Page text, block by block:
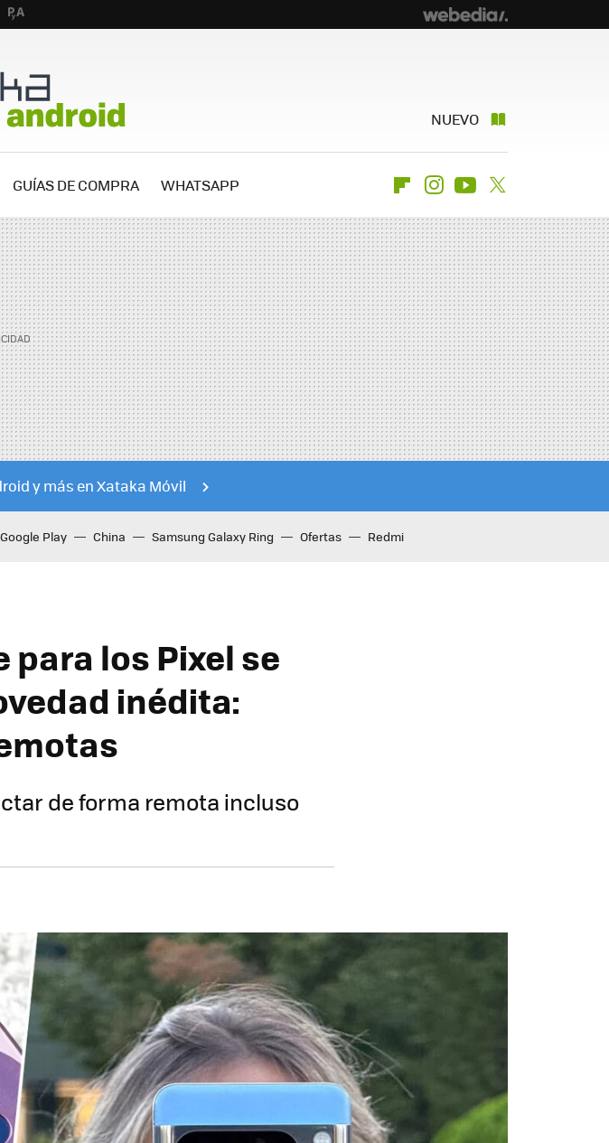
NUEVO
GUÍAS DE COMPRA WHATSAPP FlipboardInstagramYoutube
y más en Xataka Móvil
Google Play China Samsung Galaxy Ring Ofertas Redmi
para los Pixel se
inédita:
de forma remota incluso